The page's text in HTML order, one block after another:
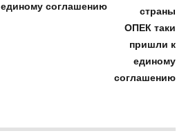
единому соглашению